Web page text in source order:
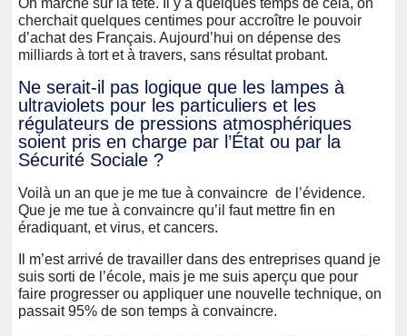
cherchait quelques centimes pour accroître le pouvoir
d’achat des Français. Aujourd’hui on dépense des
milliards à tort et à travers, sans résultat probant.
Ne serait-il pas logique que les lampes à
ultraviolets pour les particuliers et les
régulateurs de pressions atmosphériques
soient pris en charge par l’État ou par la
Sécurité Sociale ?
Voilà un an que je me tue à convaincre de l’évidence.
Que je me tue à convaincre qu’il faut mettre fin en
éradiquant, et virus, et cancers.
Il m’est arrivé de travailler dans des entreprises quand je
suis sorti de l’école, mais je me suis aperçu que pour
faire progresser ou appliquer une nouvelle technique, on
passait 95% de son temps à convaincre.